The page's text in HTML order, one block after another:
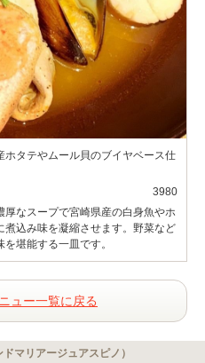
タテやムール貝のブイヤベース仕
3980
なスープで宮崎県産の白身魚やホ
込み味を凝縮させます。野菜など
堪能する一皿です。
ュー一覧に戻る
マリアージュアスピノ）